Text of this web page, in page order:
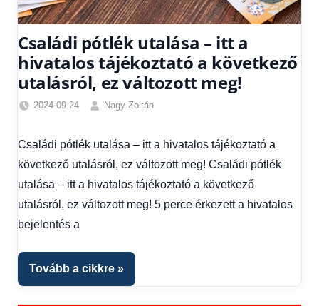
Családi pótlék utalása – itt a
hivatalos tájékoztató a következő
utalásról, ez változott meg!
2024-09-24
Nagy Zoltán
utalása,
Friss
hírek,
Családi pótlék utalása – itt a hivatalos tájékoztató a
következő utalásról, ez változott meg! Családi pótlék
utalása – itt a hivatalos tájékoztató a következő
utalásról, ez változott meg! 5 perce érkezett a hivatalos
bejelentés a
Tovább a cikkre